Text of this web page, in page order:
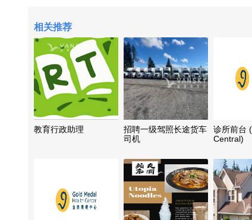
相关推荐
教育行政助理
招聘一级驾照长途货车
司机
诊所前台
Central)